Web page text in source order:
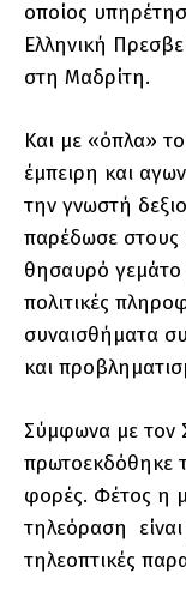
οποίος
Ελληνική
στη Μαδρίτη.
Και με «όπλα»
έμπειρη και
την γνωστή
παρέδωσε στους
θησαυρό γεμάτο
πολιτικές
συναισθήματα
και
Σύμφωνα με τον
πρωτοεκδόθηκε
φορές. Φέτος η
τηλεόραση είναι
τηλεοπτικές